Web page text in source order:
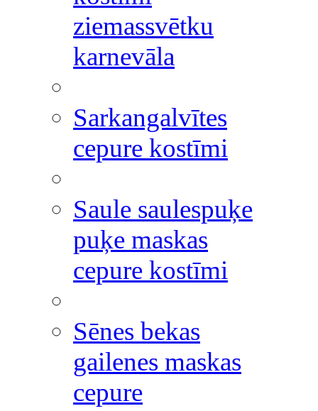
ziemassvētku
karnevāla
Sarkangalvītes
cepure kostīmi
Saule saulespuķe
puķe maskas
cepure kostīmi
Sēnes bekas
gailenes maskas
cepure